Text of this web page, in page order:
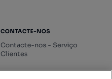
CONTACTE-NOS
Contacte-nos - Serviço
Clientes